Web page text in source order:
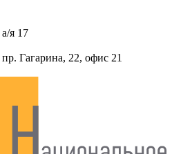
я 17
Гагарина, 22, офис 21